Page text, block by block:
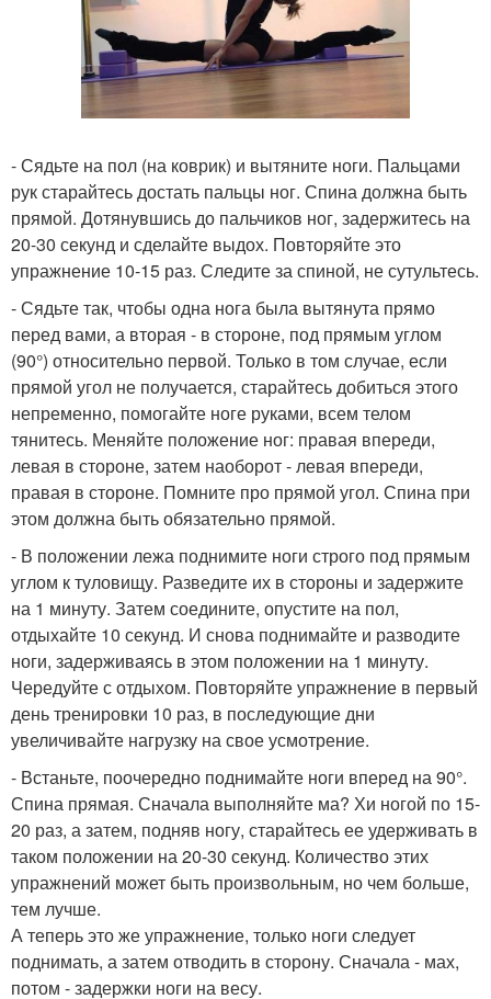
- Сядьте на пол (на коврик) и вытяните ноги. Пальцами
рук старайтесь достать пальцы ног. Спина должна быть
прямой. Дотянувшись до пальчиков ног, задержитесь на
20-30 секунд и сделайте выдох. Повторяйте это
упражнение 10-15 раз. Следите за спиной, не сутультесь.
- Сядьте так, чтобы одна нога была вытянута прямо
перед вами, а вторая - в стороне, под прямым углом
(90°) относительно первой. Только в том случае, если
прямой угол не получается, старайтесь добиться этого
непременно, помогайте ноге руками, всем телом
тянитесь. Меняйте положение ног: правая впереди,
левая в стороне, затем наоборот - левая впереди,
правая в стороне. Помните про прямой угол. Спина при
этом должна быть обязательно прямой.
- В положении лежа поднимите ноги строго под прямым
углом к туловищу. Разведите их в стороны и задержите
на 1 минуту. Затем соедините, опустите на пол,
отдыхайте 10 секунд. И снова поднимайте и разводите
ноги, задерживаясь в этом положении на 1 минуту.
Чередуйте с отдыхом. Повторяйте упражнение в первый
день тренировки 10 раз, в последующие дни
увеличивайте нагрузку на свое усмотрение.
- Встаньте, поочередно поднимайте ноги вперед на 90°.
Спина прямая. Сначала выполняйте ма? Хи ногой по 15-
20 раз, а затем, подняв ногу, старайтесь ее удерживать в
таком положении на 20-30 секунд. Количество этих
упражнений может быть произвольным, но чем больше,
тем лучше.
А теперь это же упражнение, только ноги следует
поднимать, а затем отводить в сторону. Сначала - мах,
потом - задержки ноги на весу.